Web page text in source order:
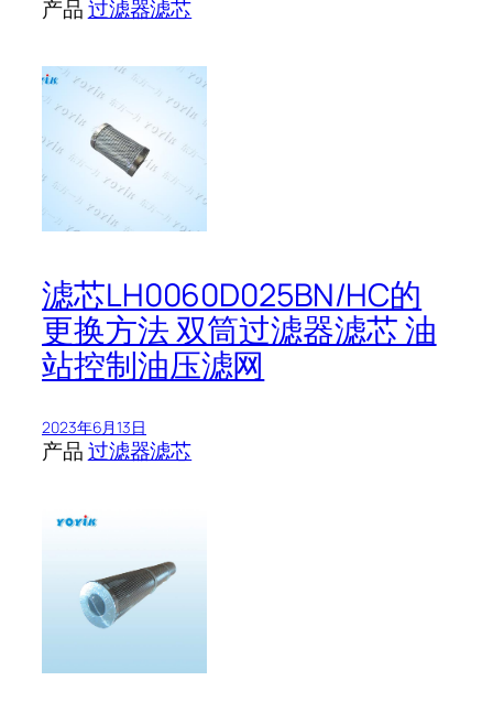
产品过滤器滤芯
滤芯LH0060D025BN/HC的
更换方法 双筒过滤器滤芯 油
站控制油压滤网
2023年6月13日
产品过滤器滤芯